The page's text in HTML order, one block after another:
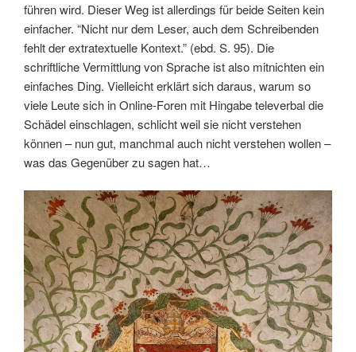
führen wird. Dieser Weg ist allerdings für beide Seiten kein
einfacher. “Nicht nur dem Leser, auch dem Schreibenden
fehlt der extratextuelle Kontext.” (ebd. S. 95). Die
schriftliche Vermittlung von Sprache ist also mitnichten ein
einfaches Ding. Vielleicht erklärt sich daraus, warum so
viele Leute sich in Online-Foren mit Hingabe televerbal die
Schädel einschlagen, schlicht weil sie nicht verstehen
können – nun gut, manchmal auch nicht verstehen wollen –
was das Gegenüber zu sagen hat…